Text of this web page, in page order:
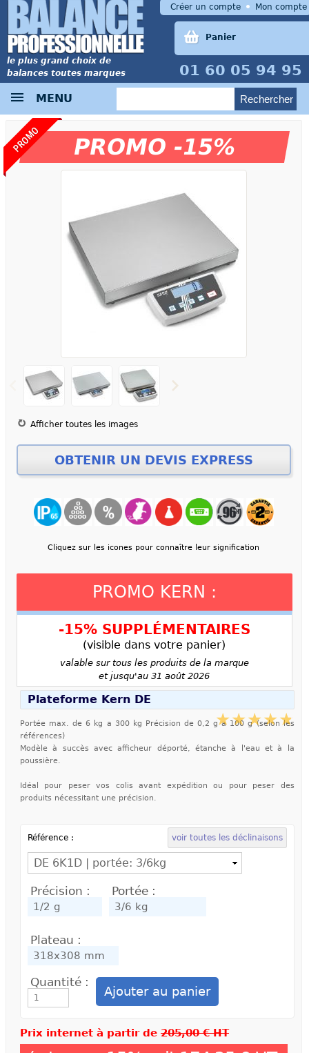
le plus grand choix de
balances toutes marques
01 60 05 94 95
Panier
Créer un compte Mon compte
MENU
PROMO PROMO -15%
Afficher toutes les images
Cliquez sur les icones pour connaître leur signification
PROMO KERN :
-15% SUPPLÉMENTAIRES
(visible dans votre panier)
valable sur tous les produits de la marque
et jusqu'au 31 août 2026
Plateforme Kern DE
Portée max. de 6 kg a 300 kg Précision de 0,2 g a 100 g (selon les
références)
Modèle à succès avec afficheur déporté, étanche à l'eau et à la
poussière.
Idéal pour peser vos colis avant expédition ou pour peser des
produits nécessitant une précision.
Référence : voir toutes les déclinaisons
Précision : Portée :
Plateau :
Quantité :
Prix internet à partir de 205,00 € HT